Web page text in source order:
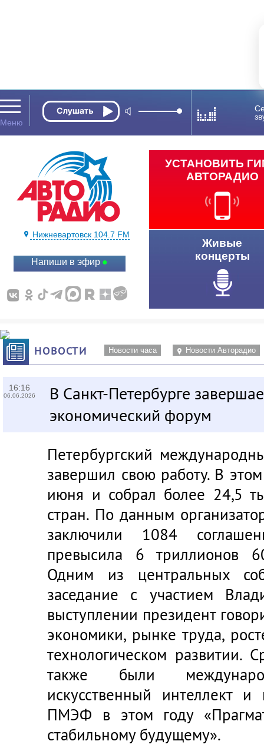
Нижневартовск 104.7 FM
Напиши в эфир
УСТАНОВИТЬ
АВТОРАДИО
Живые
концерты
НОВОСТИ Новости часа Новости Авторадио
16:16
06.06.2026
В Санкт-Петербурге
экономический форум
Петербургский
завершил свою работу. В
июня и собрал более 24,5
стран. По данным
заключили 1084
превысила 6 триллионов
Одним из центральных
заседание с участием
выступлении президент
экономики, рынке труда,
технологическом развитии.
также были
искусственный интеллект
ПМЭФ в этом году
стабильному будущему».